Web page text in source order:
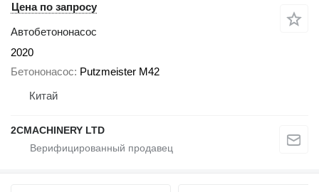
Цена по запросу
Автобетононасос
2020
Бетононасос Putzmeister M42
Китай
2CMACHINERY LTD